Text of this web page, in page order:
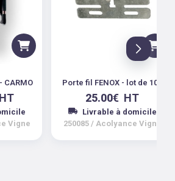
CARMO
HT
Vigne
Porte fil FENOX - lot de 100
25.00€ HT
Livrable à domicile
250085 / Acolyance Vigne